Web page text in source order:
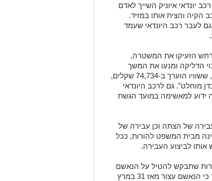
יונדאי איוניק השייך לאדם
הקיה והצית אותו במזיד.
לעבר רכב היונדאי שעמד
הזעיקו את המשטרה,
הדליקה ומנעו את המשך
התפשטות האש. על פי כתב האישום, לרכב הקיה, ששוויו הוערך ב-74,734 שקלים,
מוחלט”. גם לרכב היונדאי
ידוע למאשימה במועד הגשת
של הצתה וכן עבירה של
מבית המשפט להורות, ככל
לביצוע העבירה.
שתבקש להטיל על הנאשם
עונש מאסר בפועל אם יורשע. מהמסמך עולה עוד כי הנאשם עצור מאז 31 במרץ